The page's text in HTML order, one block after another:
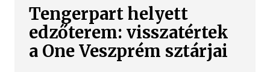
Tengerpart helyett
edzőterem: visszatértek
a One Veszprém sztárjai